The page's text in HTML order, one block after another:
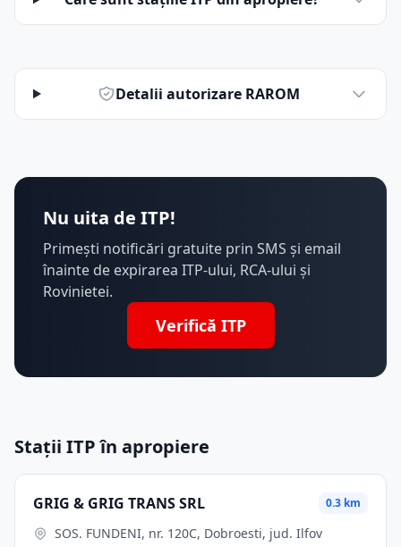
Detalii autorizare RAROM
Nu uita de ITP!
Primești notificări gratuite prin SMS și email
înainte de expirarea ITP-ului, RCA-ului și
Rovinietei.
Verifică ITP
Stații ITP în apropiere
GRIG & GRIG TRANS SRL 0.3 km
SOS. FUNDENI, nr. 120C, Dobroesti, jud. Ilfov